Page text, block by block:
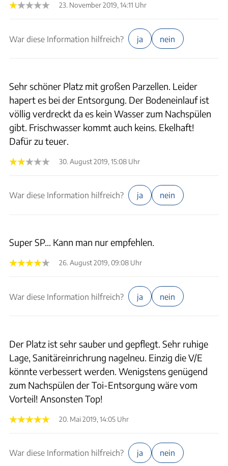
23. November 2019, 14:11 Uhr
War diese Information hilfreich? ja nein
Sehr schöner Platz mit großen Parzellen. Leider
hapert es bei der Entsorgung. Der Bodeneinlauf ist
völlig verdreckt da es kein Wasser zum Nachspülen
gibt. Frischwasser kommt auch keins. Ekelhaft!
Dafür zu teuer.
30. August 2019, 15:08 Uhr
War diese Information hilfreich? ja nein
Super SP... Kann man nur empfehlen.
26. August 2019, 09:08 Uhr
War diese Information hilfreich? ja nein
Der Platz ist sehr sauber und gepflegt. Sehr ruhige
Lage, Sanitäreinrichrung nagelneu. Einzig die V/E
könnte verbessert werden. Wenigstens genügend
zum Nachspülen der Toi-Entsorgung wäre vom
Vorteil! Ansonsten Top!
20. Mai 2019, 14:05 Uhr
War diese Information hilfreich? ja nein